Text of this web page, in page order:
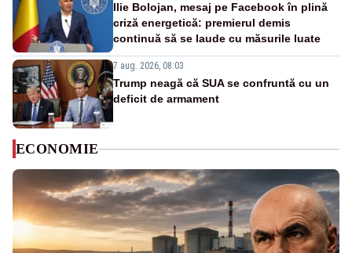
Ilie Bolojan, mesaj pe Facebook în plină
criză energetică: premierul demis
continuă să se laude cu măsurile luate
7 aug. 2026, 08:03
Trump neagă că SUA se confruntă cu un
deficit de armament
ECONOMIE